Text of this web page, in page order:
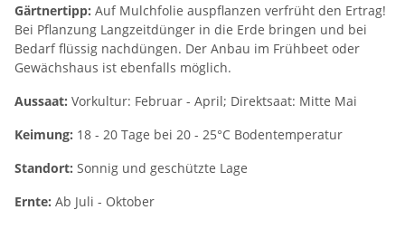
Gärtnertipp: Auf Mulchfolie auspflanzen verfrüht den Ertrag!
Bei Pflanzung Langzeitdünger in die Erde bringen und bei
Bedarf flüssig nachdüngen. Der Anbau im Frühbeet oder
Gewächshaus ist ebenfalls möglich.
Aussaat: Vorkultur: Februar - April; Direktsaat: Mitte Mai
Keimung: 18 - 20 Tage bei 20 - 25°C Bodentemperatur
Standort: Sonnig und geschützte Lage
Ernte: Ab Juli - Oktober